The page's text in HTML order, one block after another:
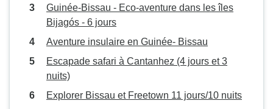
Guinée-Bissau - Eco-aventure dans les îles
Bijagós - 6 jours
Aventure insulaire en Guinée- Bissau
Escapade safari à Cantanhez (4 jours et 3
nuits)
Explorer Bissau et Freetown 11 jours/10 nuits